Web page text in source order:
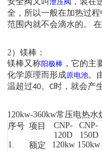
安全阀又叫 泄压阀
，装在
全，所以一般在加热过
范围内就不会滴水的。
2） 镁棒：
镁棒又称阳极棒 ，它的主
化学原理而形成原电池。
温超过40。C时，就会产
120kw-360kw常压电热水
序号 项目
CNP-
120D
CNP-
150D
1.
额定
120kw 150kw